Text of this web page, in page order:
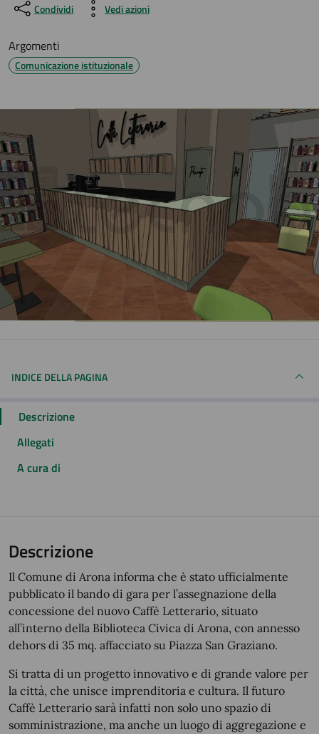
Condividi Vedi azioni
Argomenti
Comunicazione istituzionale
INDICE DELLA PAGINA
Descrizione
Allegati
A cura di
Descrizione
Il Comune di Arona informa che è stato ufficialmente
pubblicato il bando di gara per l’assegnazione della
concessione del nuovo Caffè Letterario, situato
all’interno della Biblioteca Civica di Arona, con annesso
dehors di 35 mq. affacciato su Piazza San Graziano.
Si tratta di un progetto innovativo e di grande valore per
la città, che unisce imprenditoria e cultura. Il futuro
Caffè Letterario sarà infatti non solo uno spazio di
somministrazione, ma anche un luogo di aggregazione e